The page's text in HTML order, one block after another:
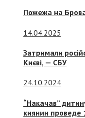
Пожежа на
14.04.2025
Затримали
Києві, — СБУ
24.10.2024
“Накачав”
киянин проведе